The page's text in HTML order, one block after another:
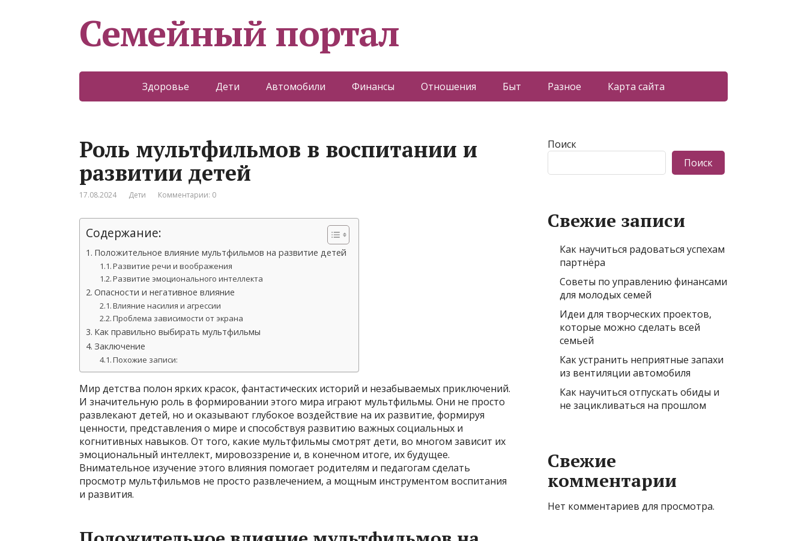
Семейный портал
Здоровье Дети Автомобили Финансы Отношения Быт Разное Карта сайта
Роль мультфильмов в воспитании и
развитии детей
17.08.2024 Дети Комментарии: 0
Содержание:
Положительное влияние мультфильмов на развитие детей
Развитие речи и воображения
Развитие эмоционального интеллекта
Опасности и негативное влияние
Влияние насилия и агрессии
Проблема зависимости от экрана
Как правильно выбирать мультфильмы
Заключение
Похожие записи:
Мир детства полон ярких красок, фантастических историй и незабываемых приключений.
И значительную роль в формировании этого мира играют мультфильмы. Они не просто
развлекают детей, но и оказывают глубокое воздействие на их развитие, формируя
ценности, представления о мире и способствуя развитию важных социальных и
когнитивных навыков. От того, какие мультфильмы смотрят дети, во многом зависит их
эмоциональный интеллект, мировоззрение и, в конечном итоге, их будущее.
Внимательное изучение этого влияния помогает родителям и педагогам сделать
просмотр мультфильмов не просто развлечением, а мощным инструментом воспитания
и развития.
Поиск
Поиск
Свежие записи
Как научиться радоваться успехам
партнёра
Советы по управлению финансами
для молодых семей
Идеи для творческих проектов,
которые можно сделать всей
семьей
Как устранить неприятные запахи
из вентиляции автомобиля
Как научиться отпускать обиды и
не зацикливаться на прошлом
Свежие
комментарии
Нет комментариев для просмотра.